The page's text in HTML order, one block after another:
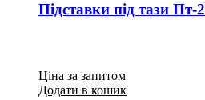
Підставки під тази Пт-2
Ціна за запитом
Додати в кошик